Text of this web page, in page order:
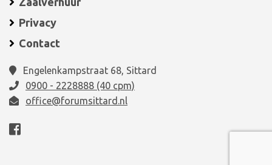
Privacy
Contact
Engelenkampstraat 68, Sittard
0900 - 2228888 (40 cpm)
office@forumsittard.nl